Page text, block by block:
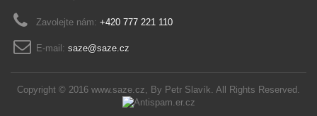
Copyright © 2016 www.saze.cz, By Petr Slavík. All Rights Reserved.
Zavolejte nám: +420 777 221 110
E-mail: saze@saze.cz